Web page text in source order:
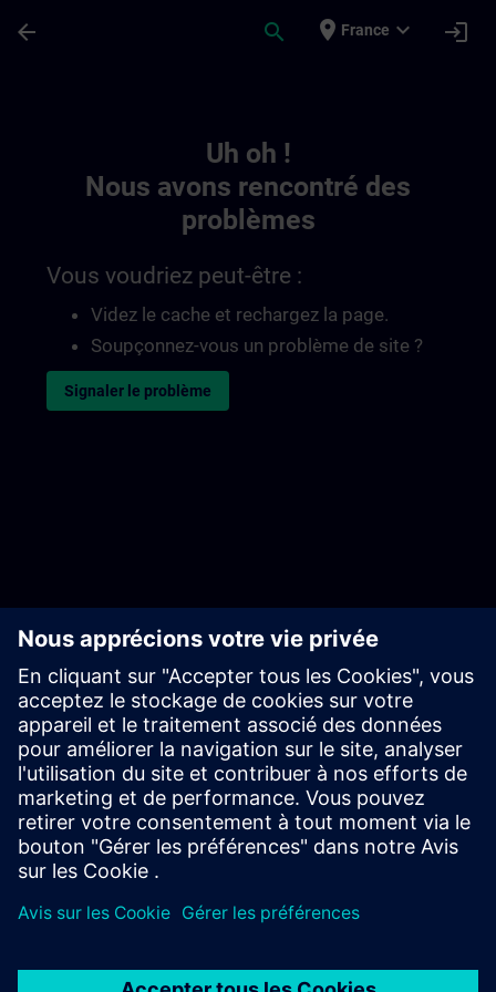
arrow_back search place France expand_more login
Uh oh !
Nous avons rencontré des
problèmes
Vous voudriez peut-être :
Videz le cache et rechargez la page.
Soupçonnez-vous un problème de site ?
Signaler le problème